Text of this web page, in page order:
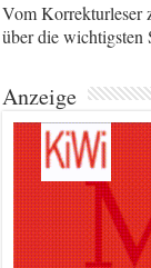
Vom Korrekturleser
über die wichtigsten
Anzeige